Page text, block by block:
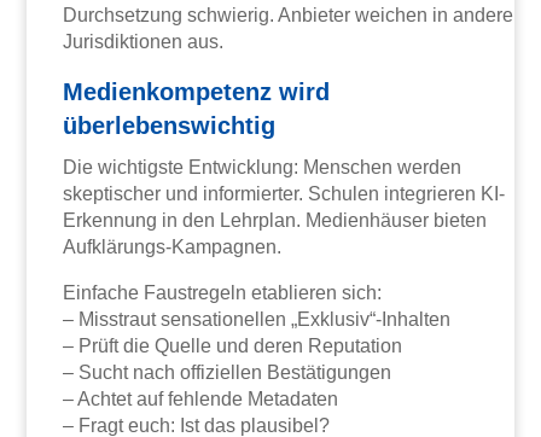
Durchsetzung schwierig. Anbieter weichen in andere
Jurisdiktionen aus.
Medienkompetenz wird
überlebenswichtig
Die wichtigste Entwicklung: Menschen werden
skeptischer und informierter. Schulen integrieren KI-
Erkennung in den Lehrplan. Medienhäuser bieten
Aufklärungs-Kampagnen.
Einfache Faustregeln etablieren sich:
– Misstraut sensationellen „Exklusiv“-Inhalten
– Prüft die Quelle und deren Reputation
– Sucht nach offiziellen Bestätigungen
– Achtet auf fehlende Metadaten
– Fragt euch: Ist das plausibel?